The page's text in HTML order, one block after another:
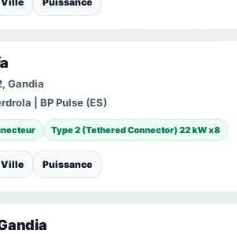
Gandia
| BP Pulse (ES)
Type 2 (Tethered Connector) 22 kW x8
Ville Puissance